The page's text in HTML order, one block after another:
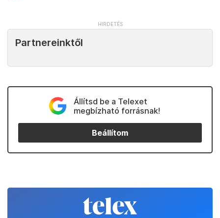
Partnereinktől
Állítsd be a Telexet
megbízható forrásnak!
Beállítom